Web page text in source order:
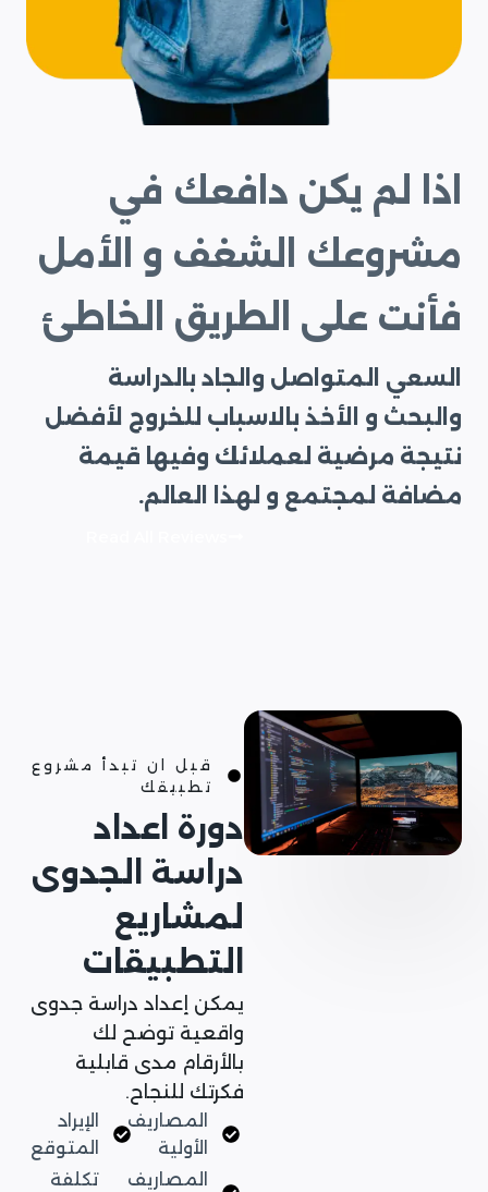
اذا لم يكن دافعك في
مشروعك الشغف و الأمل
فأنت على الطريق الخاطئ
السعي المتواصل والجاد بالدراسة
والبحث و الأخذ بالاسباب للخروج لأفضل
نتيجة مرضية لعملائك وفيها قيمة
مضافة لمجتمع و لهذا العالم.
قبل ان تبدأ مشروع
تطبيقك
دورة اعداد
دراسة الجدوى
لمشاريع
التطبيقات
يمكن إعداد دراسة جدوى
واقعية توضح لك
بالأرقام مدى قابلية
فكرتك للنجاح.
المصاريف
الأولية
المصاريف
الإيراد
المتوقع
تكلفة